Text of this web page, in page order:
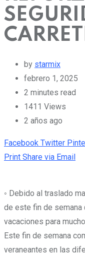
by starmix
febrero 1, 2025
2 minutes read
1411 Views
2 años ago
Facebook Twitter
Print Share via Email
◦ Debido al traslado
de este fin de semana
vacaciones para
Este fin de semana
veraneantes en las